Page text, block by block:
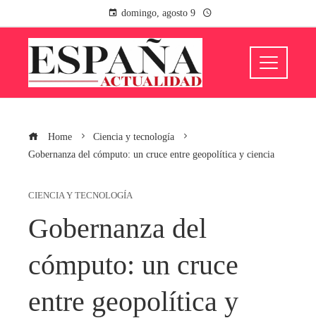
domingo, agosto 9
Home
Ciencia y tecnología
Gobernanza del cómputo: un cruce entre geopolítica y ciencia
CIENCIA Y TECNOLOGÍA
Gobernanza del
cómputo: un cruce
entre geopolítica y